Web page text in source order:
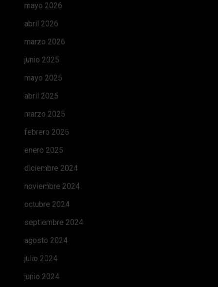
mayo 2026
abril 2026
marzo 2026
junio 2025
mayo 2025
abril 2025
marzo 2025
febrero 2025
enero 2025
diciembre 2024
noviembre 2024
octubre 2024
septiembre 2024
agosto 2024
julio 2024
junio 2024